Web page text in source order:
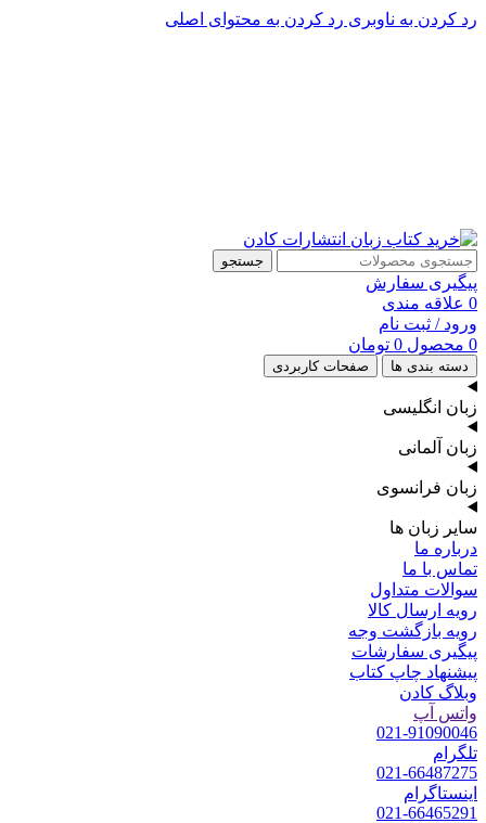
رد کردن به ناوبری رد کردن به محتوای اصلی
جستجو
پیگیری سفارش
0 علاقه مندی
ورود / ثبت نام
0 محصول 0 تومان
دسته بندی ها صفحات کاربردی
زبان انگلیسی
زبان آلمانی
زبان فرانسوی
سایر زبان ها
درباره ما
تماس با ما
سوالات متداول
رویه ارسال کالا
رویه بازگشت وجه
پیگیری سفارشات
پیشنهاد چاپ کتاب
وبلاگ کادن
واتس آپ
021-91090046
تلگرام
021-66487275
اینستاگرام
021-66465291